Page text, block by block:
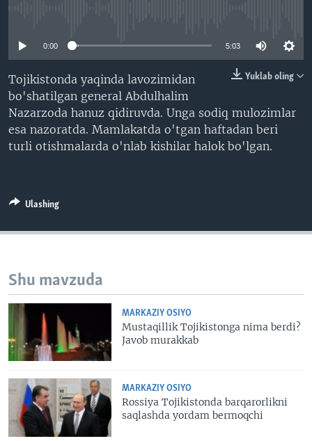
TWITTER
SOUNDCLOUD
VOA
0:00 5:03
Yuklab oling
Tojikistonda yaqinda lavozimidan
bo'shatilgan general Abdulhalim
Nazarzoda hanuz qidiruvda. Unga sodiq mulozimlar
esa nazoratda. Mamlakatda o'tgan haftadan beri
turli otishmalarda o'nlab kishilar halok bo'lgan.
Ulashing
Shu mavzuda
MARKAZIY OSIYO
Mustaqillik Tojikistonga nima berdi?
Javob murakkab
MARKAZIY OSIYO
Rossiya Tojikistonda barqarorlikni
saqlashda yordam bermoqchi